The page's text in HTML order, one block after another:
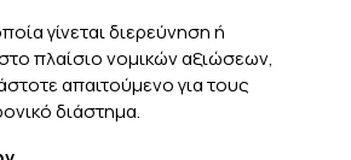
γίνεται διερεύνηση ή
πλαίσιο νομικών αξιώσεων,
απαιτούμενο για τους
διάστημα.